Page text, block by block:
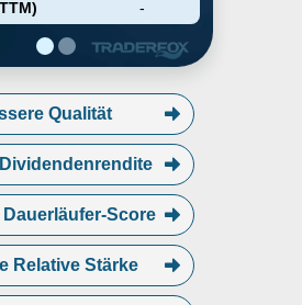
-
Qualität
Dauerläufer-Score
Relative Stärke